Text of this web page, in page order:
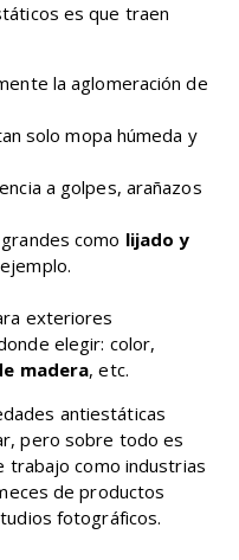
es que traen
la aglomeración de
solo mopa húmeda y
a golpes, arañazos
como lijado y
exteriores
elegir: color,
madera, etc.
antiestáticas
pero sobre todo es
trabajo como industrias
de productos
fotográficos.